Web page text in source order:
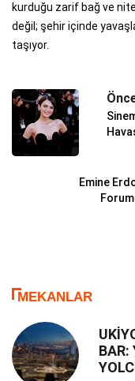
kurduğu zarif bağ ve
değil; şehir içinde
taşıyor.
Emine
MEKANLAR
BAR: